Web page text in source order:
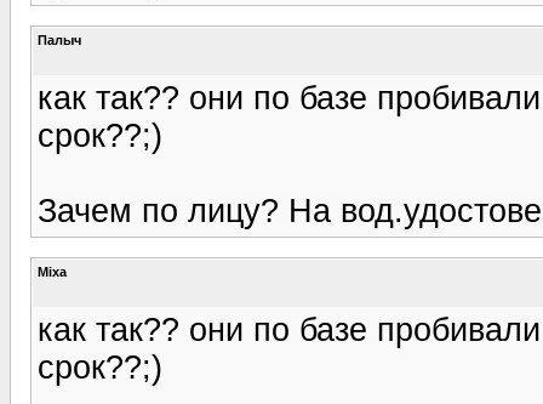
Палыч
как так?? они по базе
срок??;)
Зачем по лицу? На
Mixa
как так?? они по базе
срок??;)